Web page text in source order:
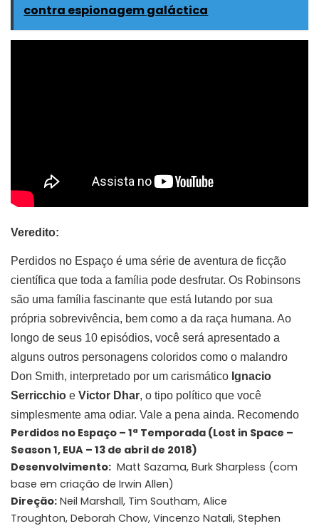
contra espionagem galáctica
Veredito:
Perdidos no Espaço é uma série de aventura de ficção
científica que toda a família pode desfrutar. Os Robinsons
são uma família fascinante que está lutando por sua
própria sobrevivência, bem como a da raça humana. Ao
longo de seus 10 episódios, você será apresentado a
alguns outros personagens coloridos como o malandro
Don Smith, interpretado por um carismático Ignacio
Serricchio e Victor Dhar, o tipo político que você
simplesmente ama odiar. Vale a pena ainda. Recomendo
Perdidos no Espaço – 1ª Temporada (Lost in Space –
Season 1, EUA – 13 de abril de 2018)
Desenvolvimento: Matt Sazama, Burk Sharpless (com
base em criação de Irwin Allen)
Direção: Neil Marshall, Tim Southam, Alice
Troughton, Deborah Chow, Vincenzo Natali, Stephen